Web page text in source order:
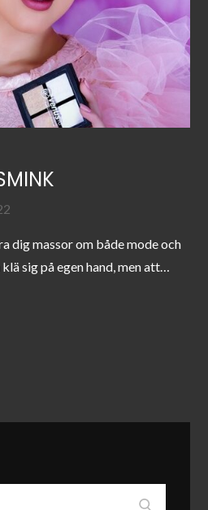
dig massor om både mode och
sig på egen hand, men att…